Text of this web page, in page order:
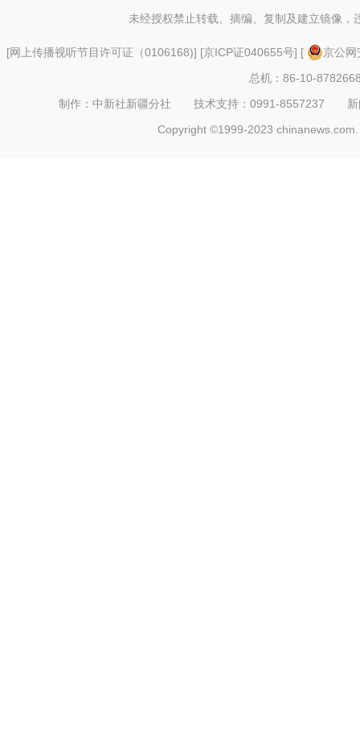
未经授权禁止转载、摘编、复制及建立镜像，
[网上传播视听节目许可证（0106168)] [京ICP证040655号] [
京公
总机：86-10-
制作：中新社新疆分社 技术支持：0991-8557237
Copyright ©1999-2023